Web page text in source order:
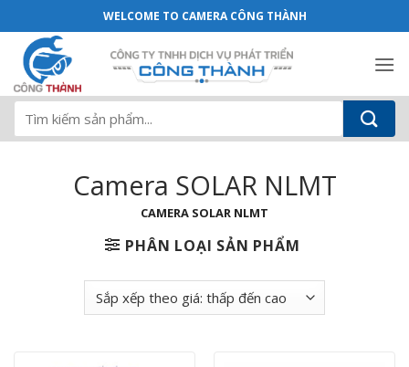
qua
dung
Camera SOLAR NLMT - Camera Công
WELCOME TO CAMERA CÔNG THÀNH
Tìm
kiếm:
Camera SOLAR NLMT
CAMERA SOLAR NLMT
PHÂN LOẠI SẢN PHẨM